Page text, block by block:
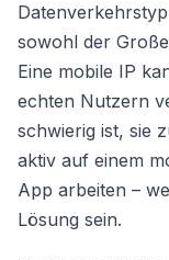
sowohl der
Eine mobile IP
echten Nutzern
schwierig ist, sie
aktiv auf einem
App arbeiten –
Lösung sein.